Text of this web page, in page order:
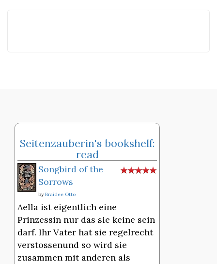
Seitenzauberin's bookshelf:
read
Songbird of the
Sorrows
by Braidee Otto
Aella ist eigentlich eine
Prinzessin nur das sie keine sein
darf. Ihr Vater hat sie regelrecht
verstossenund so wird sie
zusammen mit anderen als